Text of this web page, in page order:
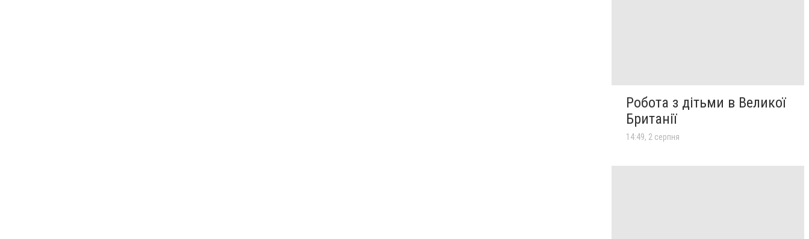
Робота з дітьми в Великої
Британії
14:49, 2 серпня